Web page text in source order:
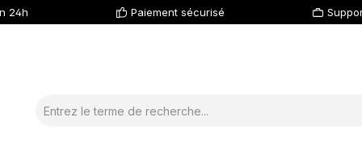
24h Paiement sécurisé